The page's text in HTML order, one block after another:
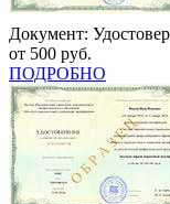
Документ:
от 500 руб.
ПОДРОБНО